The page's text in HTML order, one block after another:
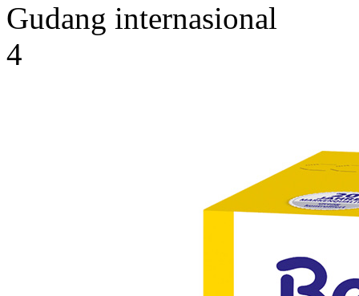
Gudang internasional
4